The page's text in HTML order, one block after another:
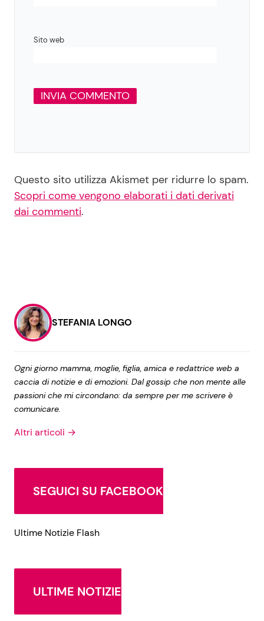
Sito web
Questo sito utilizza Akismet per ridurre lo spam.
Scopri come vengono elaborati i dati derivati
dai commenti.
STEFANIA LONGO
Ogni giorno mamma, moglie, figlia, amica e redattrice web a
caccia di notizie e di emozioni. Dal gossip che non mente alle
passioni che mi circondano: da sempre per me scrivere è
comunicare.
Altri articoli →
SEGUICI SU FACEBOOK
Ultime Notizie Flash
ULTIME NOTIZIE